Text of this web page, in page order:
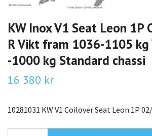
KW Inox V1 Seat Leon 1P
R Vikt fram 1036-1105 kg
-1000 kg Standard chassi
16 380 kr
10281031 KW V1 Coilover Seat Leon 1P